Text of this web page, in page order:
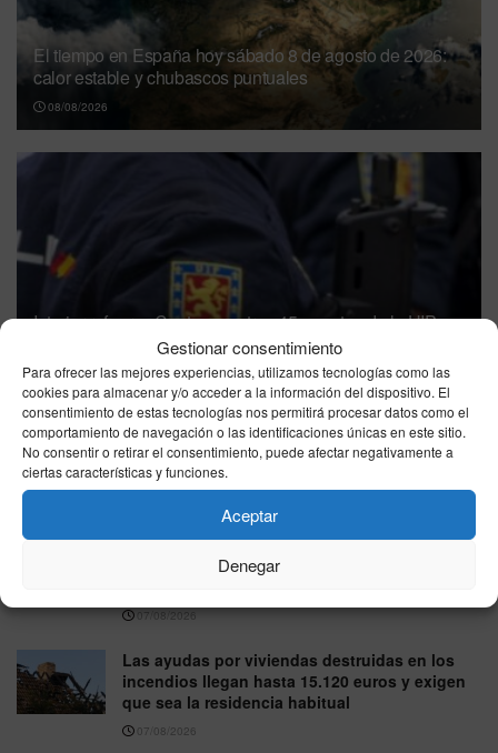
Gestionar consentimiento
Para ofrecer las mejores experiencias, utilizamos tecnologías como las
cookies para almacenar y/o acceder a la información del dispositivo. El
consentimiento de estas tecnologías nos permitirá procesar datos como el
comportamiento de navegación o las identificaciones únicas en este sitio.
No consentir o retirar el consentimiento, puede afectar negativamente a
ciertas características y funciones.
Aceptar
Denegar
El tiempo en España hoy sábado 8 de agosto de 2026:
calor estable y chubascos puntuales
08/08/2026
Interior refuerza Ceuta con otros 45 agentes de la UIP y
eleva a 270 el despliegue policial
07/08/2026
Melilla reprocha al Gobierno su ausencia en el
Parlamento Europeo durante el debate sobre la
crisis de Ceuta
La Armada refuerza Ceuta con las fragatas
‘Santa María’ y ‘Navarra’ junto al patrullero
07/08/2026
Las ayudas por viviendas destruidas en los
incendios llegan hasta 15.120 euros y exigen
que sea la residencia habitual
07/08/2026